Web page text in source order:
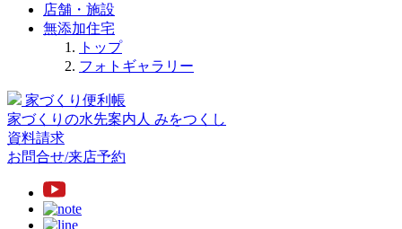
店舗・施設
無添加住宅
トップ
フォトギャラリー
家づくり便利帳
家づくりの水先案内人 みをつくし
資料請求
お問合せ/来店予約